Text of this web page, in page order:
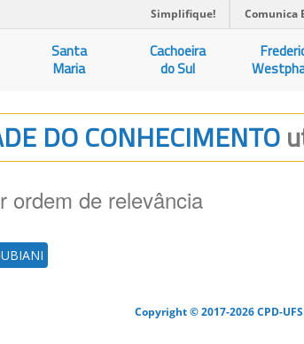
Simplifique! Comunica
Santa
Maria
Cachoeira
do Sul
DO CONHECIMENTO
ordem de relevância
Copyright © 2017-2026 CPD-